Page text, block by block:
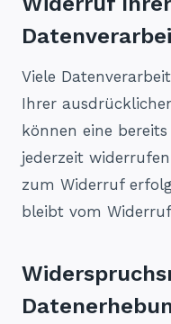
Viele
Ihrer
können eine
jederzeit
zum Widerruf
bleibt vom